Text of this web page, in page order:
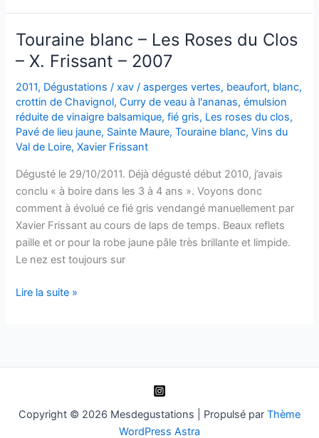
Les
Roses
du
Clos
–
Xavier
Frissant
–
2007
Touraine blanc – Les Roses du Clos
– X. Frissant – 2007
2011, Dégustations /xav/asperges vertes, beaufort, blanc,
crottin de Chavignol,Curry de veau à l'ananas,émulsion
réduite de vinaigre balsamique,fié gris, Les roses du clos,
Pavé de lieu jaune, Sainte Maure,Touraine blanc,Vins du
Val de Loire,Xavier Frissant
Dégusté le 29/10/2011. Déjà dégusté début 2010, j’avais
conclu « à boire dans les 3 à 4 ans ». Voyons donc
comment à évolué ce fié gris vendangé manuellement par
Xavier Frissant au cours de laps de temps. Beaux reflets
paille et or pour la robe jaune pâle très brillante et limpide.
Le nez est toujours sur
Touraine
–
Lire la suite »
Copyright © 2026 Mesdegustations | Propulsé par Thème
WordPress Astra